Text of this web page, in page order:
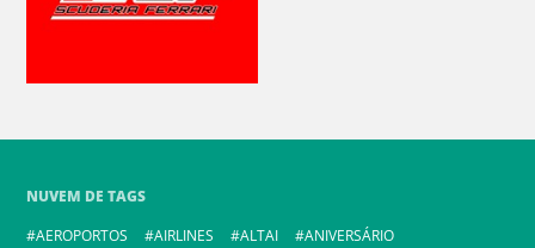
NUVEM DE TAGS
AEROPORTOS
AIRLINES ALTAI
ANIVERSÁRIO